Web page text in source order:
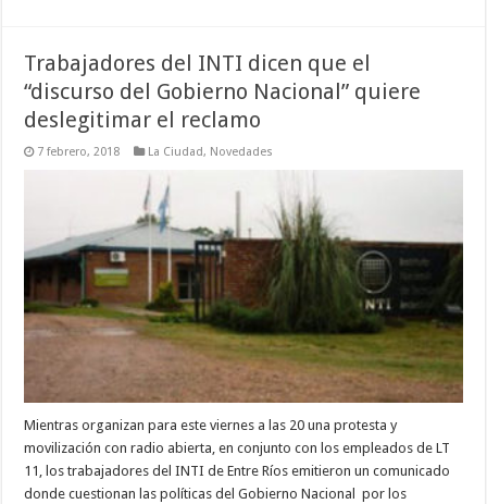
Trabajadores del INTI dicen que el
“discurso del Gobierno Nacional” quiere
deslegitimar el reclamo
7 febrero, 2018 La Ciudad, Novedades
Mientras organizan para este viernes a las 20 una protesta y
movilización con radio abierta, en conjunto con los empleados de LT
11, los trabajadores del INTI de Entre Ríos emitieron un comunicado
donde cuestionan las políticas del Gobierno Nacional por los